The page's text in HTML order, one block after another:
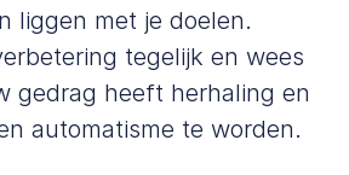
liggen met je doelen.
tegelijk en wees
gedrag heeft herhaling en
automatisme te worden.